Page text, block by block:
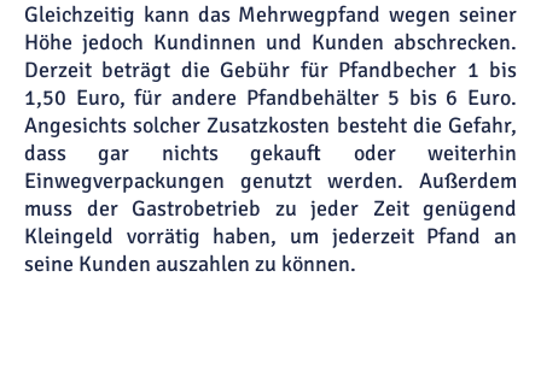
Gleichzeitig kann das Mehrwegpfand wegen seiner
Höhe jedoch Kundinnen und Kunden abschrecken.
Derzeit beträgt die Gebühr für Pfandbecher 1 bis
1,50 Euro, für andere Pfandbehälter 5 bis 6 Euro.
Angesichts solcher Zusatzkosten besteht die Gefahr,
dass gar nichts gekauft oder weiterhin
Einwegverpackungen genutzt werden. Außerdem
muss der Gastrobetrieb zu jeder Zeit genügend
Kleingeld vorrätig haben, um jederzeit Pfand an
seine Kunden auszahlen zu können.